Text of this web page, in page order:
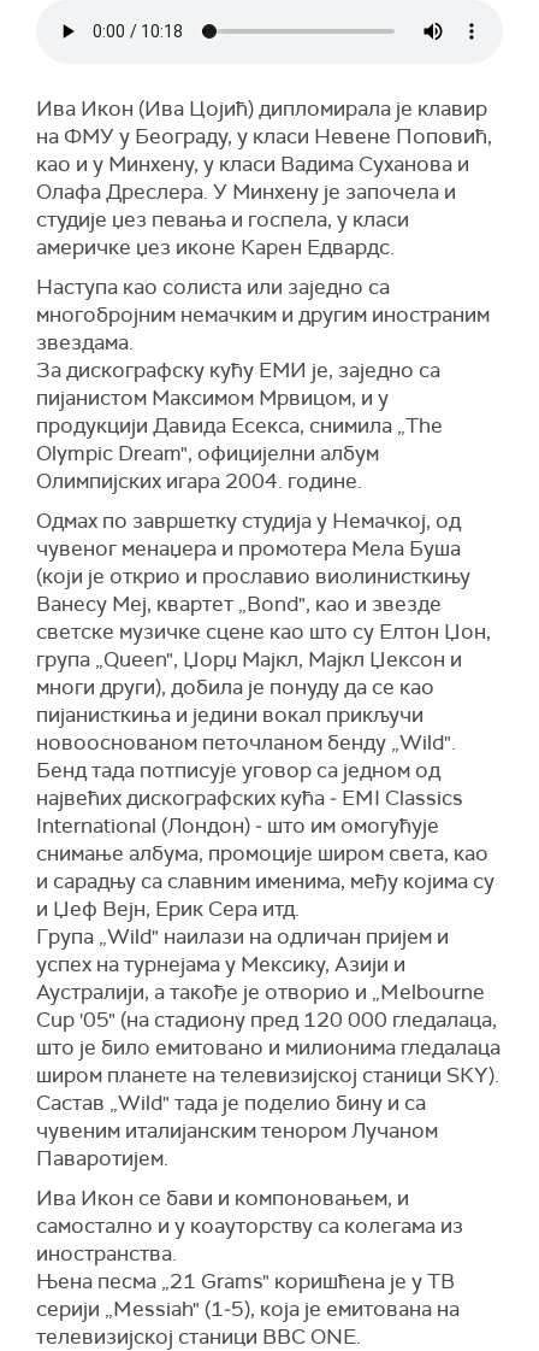
Ива Икон (Ива Цојић) дипломирала je клавир
на ФМУ у Београду, у класи Невене Поповић,
као и у Минхену, у класи Вадима Суханова и
Олафа Дреслера. У Минхену је започела и
студије џез певања и госпела, у класи
америчке џез иконе Карен Едвардс.
Наступа као солиста или заједно са
многобројним немачким и другим иностраним
звездама.
За дискографску кућу ЕМИ је, заједно са
пијанистом Максимом Мрвицом, и у
продукцији Давида Есекса, снимила „The
Olympic Dream", официјeлни албум
Олимпијских игара 2004. године.
Одмах по завршетку студија у Немачкој, од
чувеног менаџера и промотера Мела Буша
(који је открио и прославио виолинисткињу
Ванесу Меј, квартет „Bond", као и звезде
светске музичке сцене као што су Елтон Џон,
група „Queen", Џорџ Мајкл, Мајкл Џексон и
многи други), добила је понуду да се као
пијанисткиња и једини вокал прикључи
новооснованом петочланом бенду „Wild".
Бенд тада потписује уговор са једном од
највећих дискографских кућа ‒ EMI Classics
International (Лондон) ‒ што им омогућује
снимање албума, промоције широм света, као
и сарадњу са славним именима, међу којима су
и Џеф Вејн, Ерик Сера итд.
Група „Wild" наилази на одличан пријем и
успех на турнејама у Мексику, Азији и
Аустралији, а такође је отворио и „Melbourne
Cup '05" (на стадиону пред 120 000 гледалаца,
што је било емитовано и милионима гледалаца
широм планете на телевизијској станици SКY).
Састав „Wild" тада је поделио бину и са
чувеним италијанским тенором Лучаном
Паваротијем.
Ива Икон се бави и компоновањем, и
самостално и у коауторству са колегама из
иностранства.
Њена песма „21 Grams" коришћена је у ТВ
серији „Messiah" (1‒5), која је емитована на
телевизијској станици BBC ONE.